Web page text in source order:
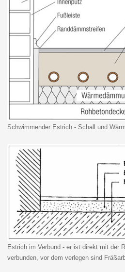
Schwimmender Estrich - Schall und
Estrich im Verbund - er ist direkt mit der
verbunden, vor dem verlegen sind